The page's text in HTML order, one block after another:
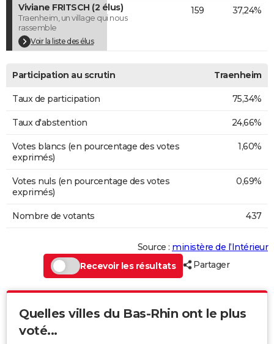
FORUM
Bricolage
Lifestyle
Culture
Sport
Auto
Television
Voyage
Cinema
Viviane FRITSCH (2 élus)
Traenheim, un village qui nous
rassemble
Voir la liste des élus
159 37,24%
Participation au scrutin Traenheim
Taux de participation 75,34%
Taux d'abstention 24,66%
Votes blancs (en pourcentage des votes
exprimés)
1,60%
Votes nuls (en pourcentage des votes
exprimés)
0,69%
Nombre de votants 437
Source : ministère de l’Intérieur
Recevoir les résultats
Partager
Quelles villes du Bas-Rhin ont le plus
voté...